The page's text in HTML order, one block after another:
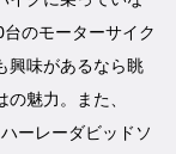
のモーターサイク
興味があるなら眺
魅力。また、
ーレーダビッドソ